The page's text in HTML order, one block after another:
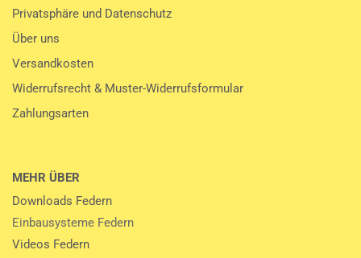
Privatsphäre und Datenschutz
Über uns
Versandkosten
Widerrufsrecht & Muster-Widerrufsformular
Zahlungsarten
MEHR ÜBER
Downloads Federn
Einbausysteme Federn
Videos Federn